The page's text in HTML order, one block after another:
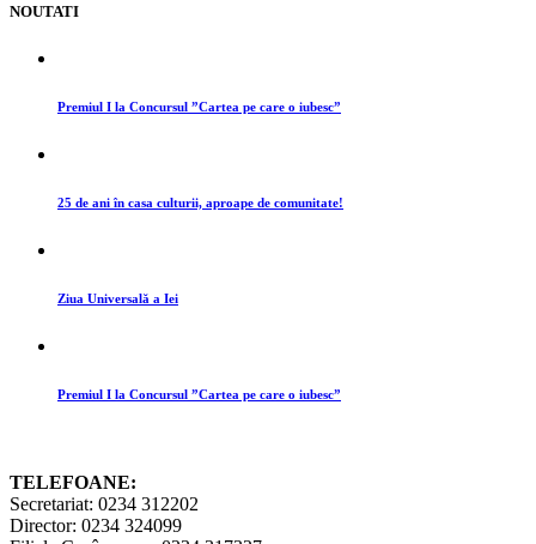
NOUTATI
Premiul I la Concursul ”Cartea pe care o iubesc”
25 de ani în casa culturii, aproape de comunitate!
Ziua Universală a Iei
Premiul I la Concursul ”Cartea pe care o iubesc”
TELEFOANE:
Secretariat: 0234 312202
Director: 0234 324099